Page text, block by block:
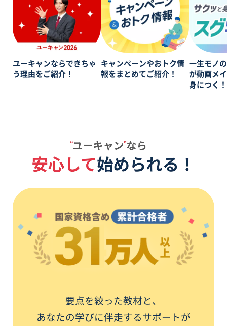
ユーキャンならできちゃ
う理由をご紹介！
キャンペーンやおトク情
報をまとめてご紹介！
一生モノ
が動画メ
身につく！
要点を絞った教材と、
あなたの学びに伴走するサポートが